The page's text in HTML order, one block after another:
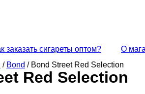
заказать сигареты оптом?
О
/ Bond / Bond Street Red Selection
Red Selection